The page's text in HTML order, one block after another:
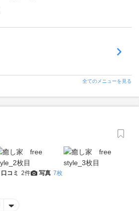
全てのメニューを見る
口コミ 2件 写真 7枚